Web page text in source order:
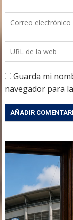
Guarda mi
navegador para